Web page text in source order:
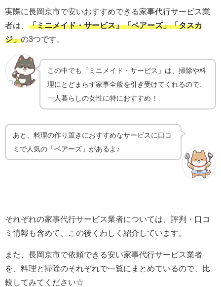
実際に長岡京市で安いおすすめできる家事代行サービス業
者は、 「ミニメイド・サービス」「ベアーズ」「タスカ
ジ」の3つです。
この中でも「ミニメイド・サービス」は、掃除や料
理にとどまらず家事全般を引き受けてくれるので、
一人暮らしの女性に特におすすめ！
あと、料理の作り置きにおすすめなサービスに口コ
ミで人気の「ベアーズ」があるよ♪
それぞれの家事代行サービス業者については、評判・口コ
ミ情報も含めて、この後くわしく紹介しています。
また、長岡京市で依頼できる安い家事代行サービス業者
を、料理と掃除のそれぞれで一覧にまとめているので、比
較してみてください☆